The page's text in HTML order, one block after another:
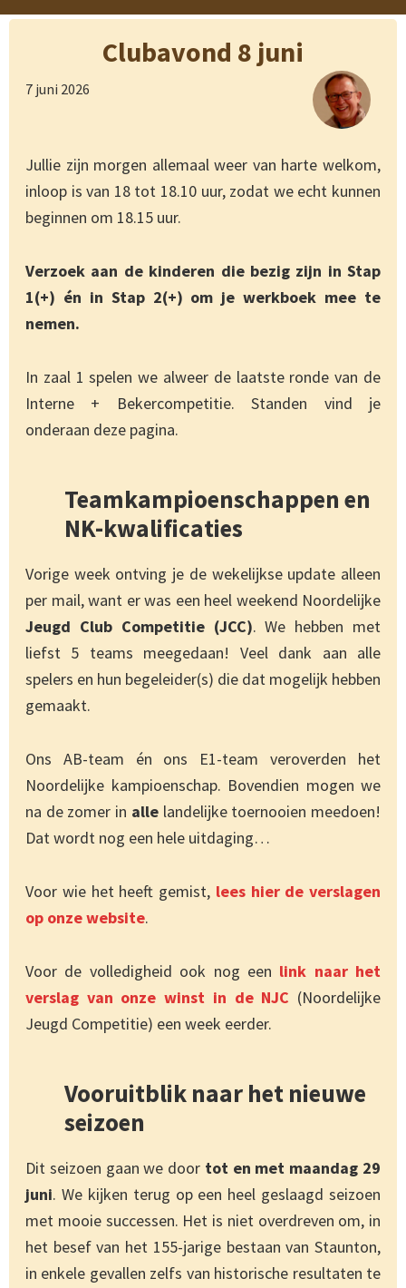
Clubavond 8 juni
7 juni 2026
Jullie zijn morgen allemaal weer van harte welkom,
inloop is van 18 tot 18.10 uur, zodat we echt kunnen
beginnen om 18.15 uur.
Verzoek aan de kinderen die bezig zijn in Stap
1(+) én in Stap 2(+) om je werkboek mee te
nemen.
In zaal 1 spelen we alweer de laatste ronde van de
Interne + Bekercompetitie. Standen vind je
onderaan deze pagina.
Teamkampioenschappen en
NK-kwalificaties
Vorige week ontving je de wekelijkse update alleen
per mail, want er was een heel weekend Noordelijke
Jeugd Club Competitie (JCC). We hebben met
liefst 5 teams meegedaan! Veel dank aan alle
spelers en hun begeleider(s) die dat mogelijk hebben
gemaakt.
Ons AB-team én ons E1-team veroverden het
Noordelijke kampioenschap. Bovendien mogen we
na de zomer in allelandelijke toernooien meedoen!
Dat wordt nog een hele uitdaging…
Voor wie het heeft gemist, lees hier de verslagen
op onze website.
Voor de volledigheid ook nog een link naar het
verslag van onze winst in de NJC (Noordelijke
Jeugd Competitie) een week eerder.
Vooruitblik naar het nieuwe
seizoen
Dit seizoen gaan we door tot en met maandag 29
juni. We kijken terug op een heel geslaagd seizoen
met mooie successen. Het is niet overdreven om, in
het besef van het 155-jarige bestaan van Staunton,
in enkele gevallen zelfs van historische resultaten te